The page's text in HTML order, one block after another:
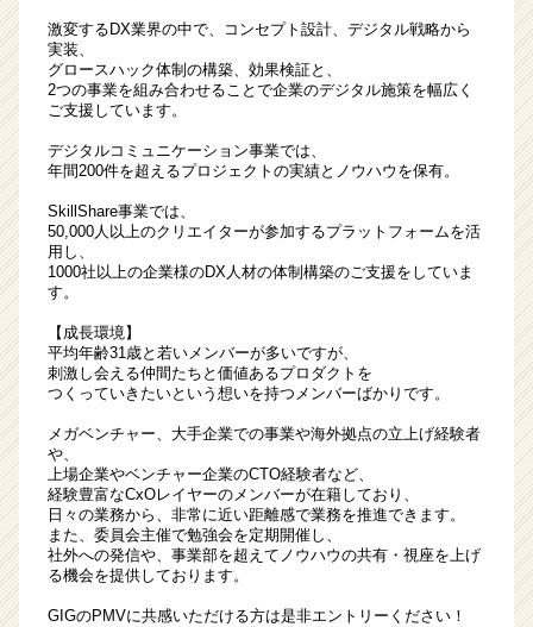
激変するDX業界の中で、コンセプト設計、デジタル戦略から
実装、
グロースハック体制の構築、効果検証と、
2つの事業を組み合わせることで企業のデジタル施策を幅広く
ご支援しています。
デジタルコミュニケーション事業では、
年間200件を超えるプロジェクトの実績とノウハウを保有。
SkillShare事業では、
50,000人以上のクリエイターが参加するプラットフォームを活
用し、
1000社以上の企業様のDX人材の体制構築のご支援をしていま
す。
【成長環境】
平均年齢31歳と若いメンバーが多いですが、
刺激し会える仲間たちと価値あるプロダクトを
つくっていきたいという想いを持つメンバーばかりです。
メガベンチャー、大手企業での事業や海外拠点の立上げ経験者
や、
上場企業やベンチャー企業のCTO経験者など、
経験豊富なCxOレイヤーのメンバーが在籍しており、
日々の業務から、非常に近い距離感で業務を推進できます。
また、委員会主催で勉強会を定期開催し、
社外への発信や、事業部を超えてノウハウの共有・視座を上げ
る機会を提供しております。
GIGのPMVに共感いただける方は是非エントリーください！